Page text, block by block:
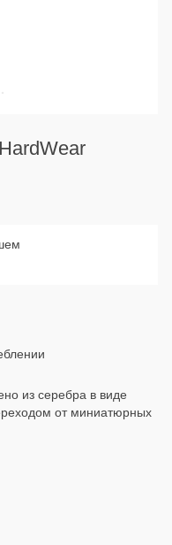
из серебра в виде
от миниатюрных